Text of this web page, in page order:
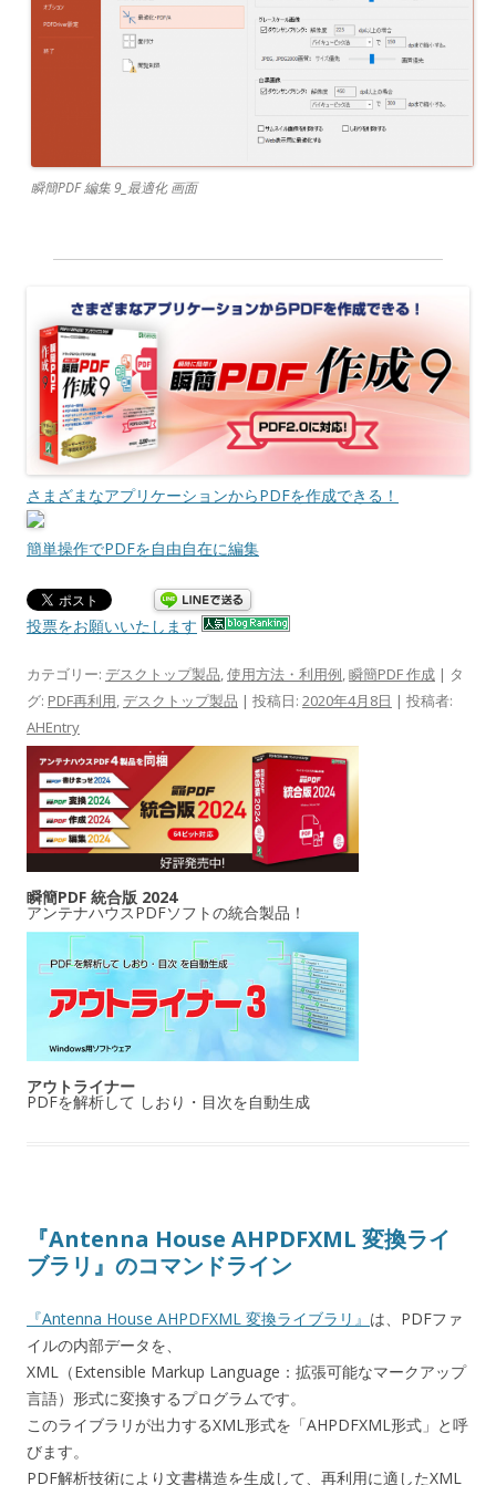
瞬簡PDF 編集 9_最適化 画面
さまざまなアプリケーションからPDFを作成できる！
簡単操作でPDFを自由自在に編集
投票をお願いいたします
カテゴリー: デスクトップ製品,使用方法・利用例,瞬簡PDF 作成 | タ
グ: PDF再利用, デスクトップ製品 | 投稿日: 2020年4月8日 | 投稿者:
AHEntry
瞬簡PDF 統合版 2024
アンテナハウスPDFソフトの統合製品！
アウトライナー
PDFを解析して しおり・目次を自動生成
『Antenna House AHPDFXML 変換ライ
ブラリ』のコマンドライン
『Antenna House AHPDFXML 変換ライブラリ』 は、PDFファ
イルの内部データを、
XML（Extensible Markup Language：拡張可能なマークアップ
言語）形式に変換するプログラムです。
このライブラリが出力するXML形式を「AHPDFXML形式」と呼
びます。
PDF解析技術により文書構造を生成して、再利用に適したXML